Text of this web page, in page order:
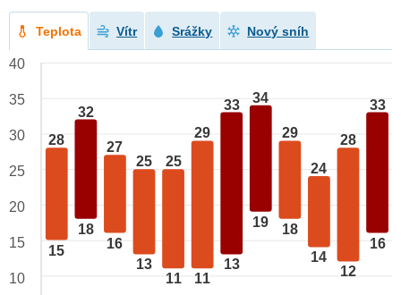
Teplota Vítr Srážky Nový sníh
28
15
32
18
27
16
25
13
25
11
29
11
33
13
34
19
29
18
24
14
28
12
33
16
40
35
30
25
20
15
10